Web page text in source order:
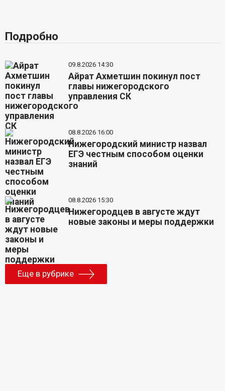
Подробно
09.8.2026 14:30
Айрат Ахметшин покинул пост
главы нижегородского
управления СК
08.8.2026 16:00
Нижегородский министр назвал
ЕГЭ честным способом оценки
знаний
08.8.2026 15:30
Нижегородцев в августе ждут
новые законы и меры поддержки
Еще в рубрике